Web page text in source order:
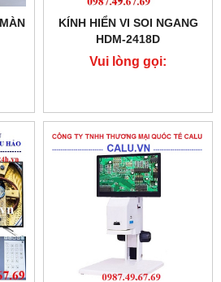
KÍNH HIỂN VI SOI NGANG
HDM-2418D
Vui lòng gọi: